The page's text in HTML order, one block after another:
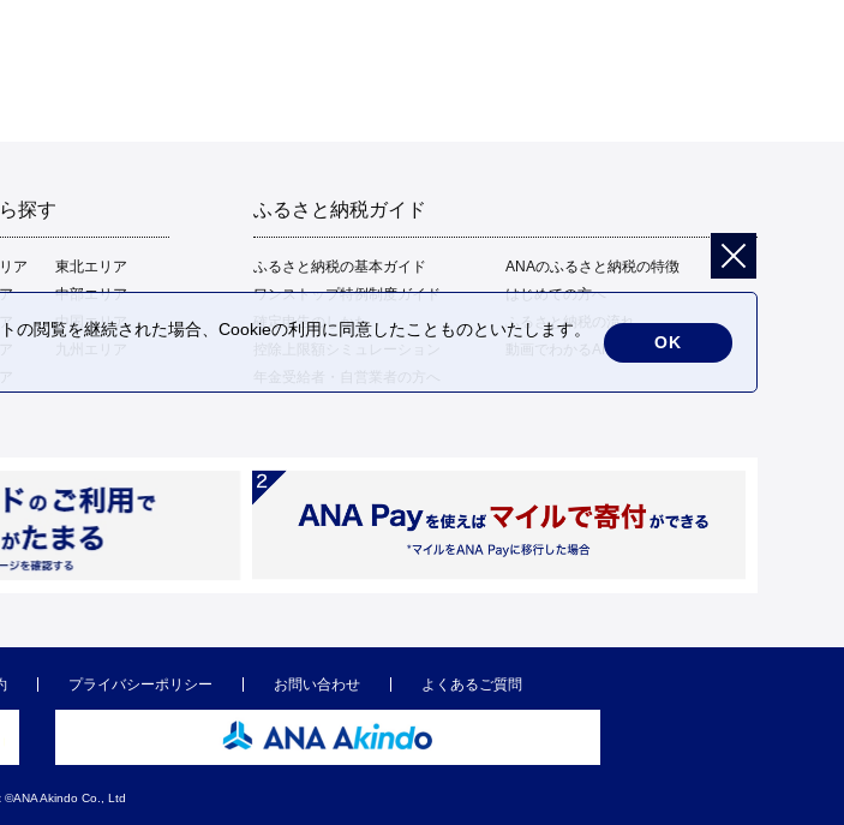
探す
ア
東北エリア
中部エリア
中国エリア
ふるさと納税ガイド
ふるさと納税の基本ガイド
ANAのふるさと納税の特徴
ワンストップ特例制度ガイド
はじめての方へ
確定申告のしかた
ふるさと納税の流れ
控除上限額シミュレーション
動画でわかるANAのふるさと納税
年金受給者・自営業者の方へ
プライバシーポリシー お問い合わせ よくあるご質問
©ANA Akindo Co., Ltd
閲覧を継続された場合、Cookieの利用に同意したことものといたします。
OK